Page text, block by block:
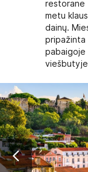
restorane
metu
dainų.
pripažinta
pabaigoje